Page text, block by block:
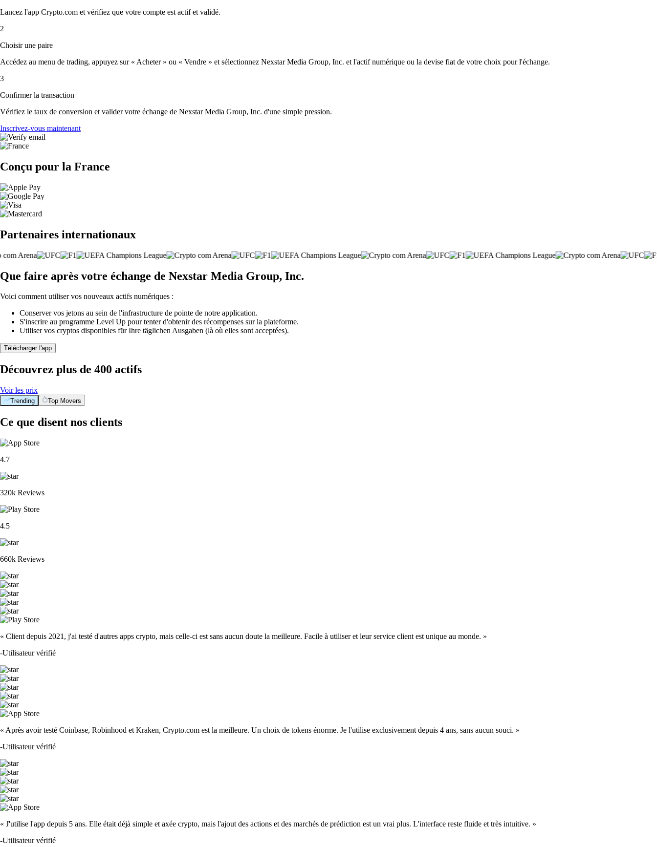
Lancez l'app Crypto.com et vérifiez que votre compte est actif et validé.
2
Choisir une paire
Accédez au menu de trading, appuyez sur « Acheter » ou « Vendre » et sélectionnez Nexstar Media Group, Inc. et l'actif numérique ou la devise fiat de votre choix pour l'échange.
3
Confirmer la transaction
Vérifiez le taux de conversion et valider votre échange de Nexstar Media Group, Inc. d'une simple pression.
Inscrivez-vous maintenant
Conçu pour la France
Partenaires internationaux
Que faire après votre échange de Nexstar Media Group, Inc.
Voici comment utiliser vos nouveaux actifs numériques :
Conserver vos jetons au sein de l'infrastructure de pointe de notre application.
S'inscrire au programme Level Up pour tenter d'obtenir des récompenses sur la plateforme.
Utiliser vos cryptos disponibles für Ihre täglichen Ausgaben (là où elles sont acceptées).
Télécharger l'app
Découvrez plus de 400 actifs
Voir les prix
Trending Top Movers
Ce que disent nos clients
4.7
320k Reviews
4.5
660k Reviews
« Client depuis 2021, j'ai testé d'autres apps crypto, mais celle-ci est sans aucun doute la meilleure. Facile à utiliser et leur service client est unique au monde. »
-Utilisateur vérifié
« Après avoir testé Coinbase, Robinhood et Kraken, Crypto.com est la meilleure. Un choix de tokens énorme. Je l'utilise exclusivement depuis 4 ans, sans aucun souci. »
-Utilisateur vérifié
« J'utilise l'app depuis 5 ans. Elle était déjà simple et axée crypto, mais l'ajout des actions et des marchés de prédiction est un vrai plus. L'interface reste fluide et très intuitive. »
-Utilisateur vérifié